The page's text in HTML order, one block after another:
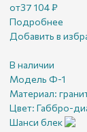
от37 104₽
Подробнее
Добавить в
В наличии
Модель Ф-1
Материал:
Цвет: Габбро-
Шанси блек